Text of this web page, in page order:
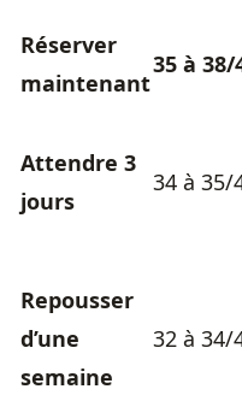
Réserver
maintenant
35 à 38/
Attendre 3
jours
34 à 35/
Repousser
d’une
semaine
32 à 34/